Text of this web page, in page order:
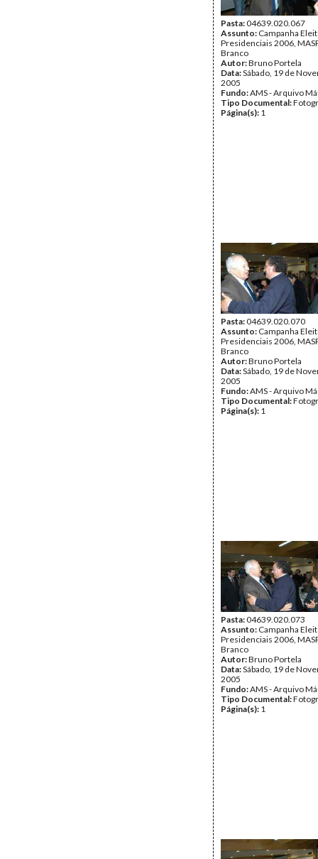
Pasta:04639.020.067
Assunto: Campanha
Presidenciais 2006,
Branco
Autor:Bruno Portela
Data:Sábado, 19 de
2005
Fundo:AMS - Arquivo
Tipo Documental:
Página(s): 1
Pasta:04639.020.070
Assunto: Campanha
Presidenciais 2006,
Branco
Autor:Bruno Portela
Data:Sábado, 19 de
2005
Fundo:AMS - Arquivo
Tipo Documental:
Página(s): 1
Pasta:04639.020.073
Assunto: Campanha
Presidenciais 2006,
Branco
Autor:Bruno Portela
Data:Sábado, 19 de
2005
Fundo:AMS - Arquivo
Tipo Documental:
Página(s): 1